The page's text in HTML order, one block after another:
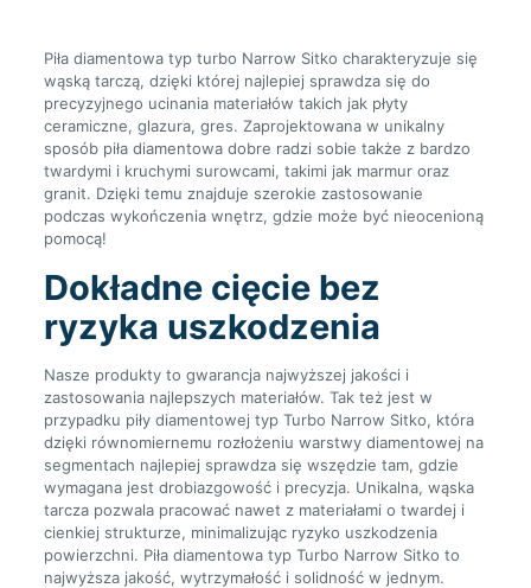
Piła diamentowa typ turbo Narrow Sitko charakteryzuje się
wąską tarczą, dzięki której najlepiej sprawdza się do
precyzyjnego ucinania materiałów takich jak płyty
ceramiczne, glazura, gres. Zaprojektowana w unikalny
sposób piła diamentowa dobre radzi sobie także z bardzo
twardymi i kruchymi surowcami, takimi jak marmur oraz
granit. Dzięki temu znajduje szerokie zastosowanie
podczas wykończenia wnętrz, gdzie może być nieocenioną
pomocą!
Dokładne cięcie bez
ryzyka uszkodzenia
Nasze produkty to gwarancja najwyższej jakości i
zastosowania najlepszych materiałów. Tak też jest w
przypadku piły diamentowej typ Turbo Narrow Sitko, która
dzięki równomiernemu rozłożeniu warstwy diamentowej na
segmentach najlepiej sprawdza się wszędzie tam, gdzie
wymagana jest drobiazgowość i precyzja. Unikalna, wąska
tarcza pozwala pracować nawet z materiałami o twardej i
cienkiej strukturze, minimalizując ryzyko uszkodzenia
powierzchni. Piła diamentowa typ Turbo Narrow Sitko to
najwyższa jakość, wytrzymałość i solidność w jednym.